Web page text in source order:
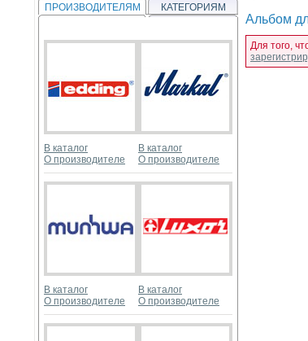
ПРОИЗВОДИТЕЛЯМ КАТЕГОРИЯМ
В каталог
О производителе
В каталог
О производителе
В каталог
О производителе
В каталог
О производителе
Альбом
Для того,